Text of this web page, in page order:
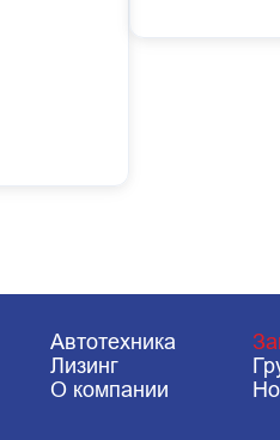
Автотехника
Лизинг
О компании